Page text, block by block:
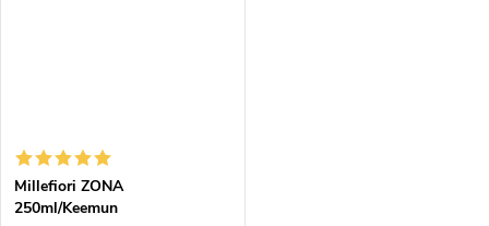
Millefiori ZONA
250ml/Keemun